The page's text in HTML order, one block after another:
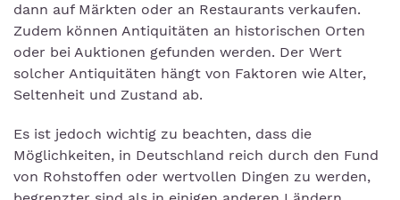
dann auf Märkten oder an Restaurants verkaufen.
Zudem können Antiquitäten an historischen Orten
oder bei Auktionen gefunden werden. Der Wert
solcher Antiquitäten hängt von Faktoren wie Alter,
Seltenheit und Zustand ab.
Es ist jedoch wichtig zu beachten, dass die
Möglichkeiten, in Deutschland reich durch den Fund
von Rohstoffen oder wertvollen Dingen zu werden,